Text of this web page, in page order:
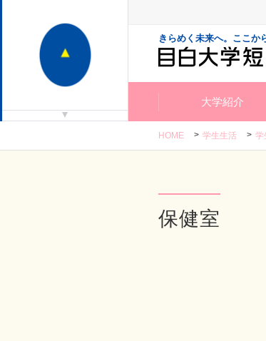
きらめく未来へ。ここか
大学紹介
HOME 学生生活 学
保健室